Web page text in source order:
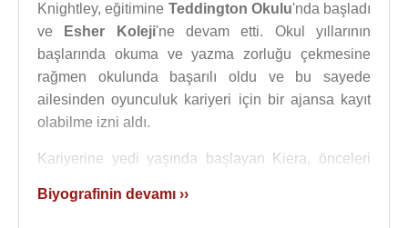
Knightley, eğitimine Teddington Okulu'nda başladı
ve
Esher Koleji'ne devam etti. Okul yıllarının
başlarında okuma ve yazma zorluğu çekmesine
rağmen okulunda başarılı oldu ve bu sayede
ailesinden oyunculuk kariyeri için bir ajansa kayıt
olabilme izni aldı.
Kariyerine yedi yaşında başlayan Kiera, önceleri
rolü,1993yapımıRoyal Celebration
Biyografinin devamı ››